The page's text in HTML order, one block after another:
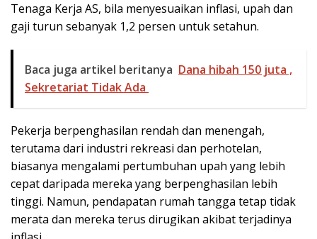
Tenaga Kerja AS, bila menyesuaikan inflasi, upah dan
gaji turun sebanyak 1,2 persen untuk setahun.
Baca juga artikel beritanya Dana hibah 150 juta ,
Sekretariat Tidak Ada
Pekerja berpenghasilan rendah dan menengah,
terutama dari industri rekreasi dan perhotelan,
biasanya mengalami pertumbuhan upah yang lebih
cepat daripada mereka yang berpenghasilan lebih
tinggi. Namun, pendapatan rumah tangga tetap tidak
merata dan mereka terus dirugikan akibat terjadinya